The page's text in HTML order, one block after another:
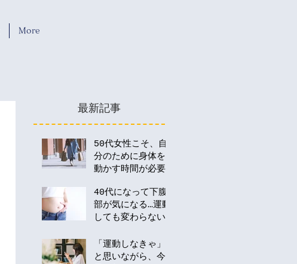
More
最新記事
50代女性こそ、自
分のために身体を
動かす時間が必要
40代になって下腹
部が気になる…運動
しても変わらない
「運動しなきゃ」
と思いながら、今